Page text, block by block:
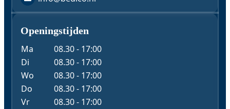
Openingstijden
Ma
08.30 - 17:00
Di
08.30 - 17:00
Wo
08.30 - 17:00
Do
08.30 - 17:00
Vr
08.30 - 17:00